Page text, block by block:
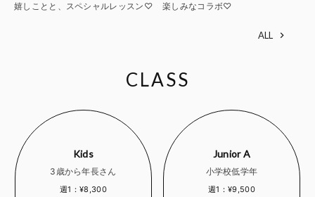
嬉しことと、スペシャルレッスン♡ 楽しみなコラボ♡
ALL
CLASS
Kids
3歳から年長さん
週1：¥8,300
Junior A
小学校低学年
週1：¥9,500